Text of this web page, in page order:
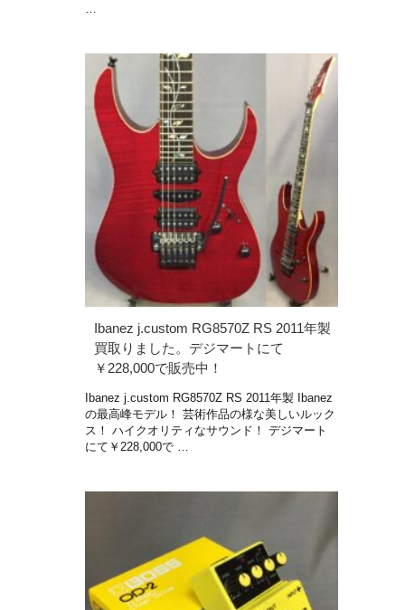
Ibanez j.custom RG8570Z RS 2011年製
買取りました。デジマートにて
￥228,000で販売中！
Ibanez j.custom RG8570Z RS 2011年製 Ibanez
の最高峰モデル！ 芸術作品の様な美しいルック
ス！ ハイクオリティなサウンド！ デジマート
にて￥228,000で …